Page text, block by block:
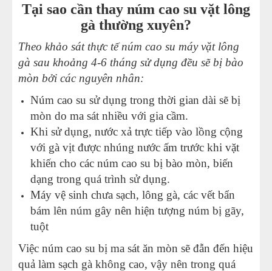
Tại sao cần thay núm cao su vặt lông
gà thường xuyên?
Theo khảo sát thực tế núm cao su máy vặt lông
gà sau khoảng 4-6 tháng sử dụng đều sẽ bị bào
mòn bởi các nguyên nhân:
Núm cao su sử dụng trong thời gian dài sẽ bị
mòn do ma sát nhiều với gia cầm.
Khi sử dụng, nước xả trực tiếp vào lồng cộng
với gà vịt được nhúng nước ấm trước khi vặt
khiến cho các núm cao su bị bào mòn, biến
dạng trong quá trình sử dụng.
Máy vệ sinh chưa sạch, lông gà, các vết bẩn
bám lên núm gây nên hiện tượng núm bị gãy,
tuột
Việc núm cao su bị ma sát ăn mòn sẽ đẫn đến hiệu
quả làm sạch gà không cao, vậy nên trong quá